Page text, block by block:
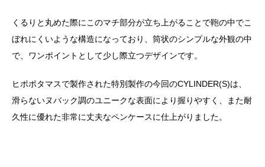
くるりと丸めた際にこのマチ部分が立ち上がることで鞄の中でこ
ぼれにくいような構造になっており、筒状のシンプルな外観の中
で、ワンポイントとして少し際立つデザインです。
ヒポポタマスで製作された特別製作の今回のCYLINDER(S)は、
滑らないヌバック調のユニークな表面により握りやすく、また耐
久性に優れた非常に丈夫なペンケースに仕上がりました。